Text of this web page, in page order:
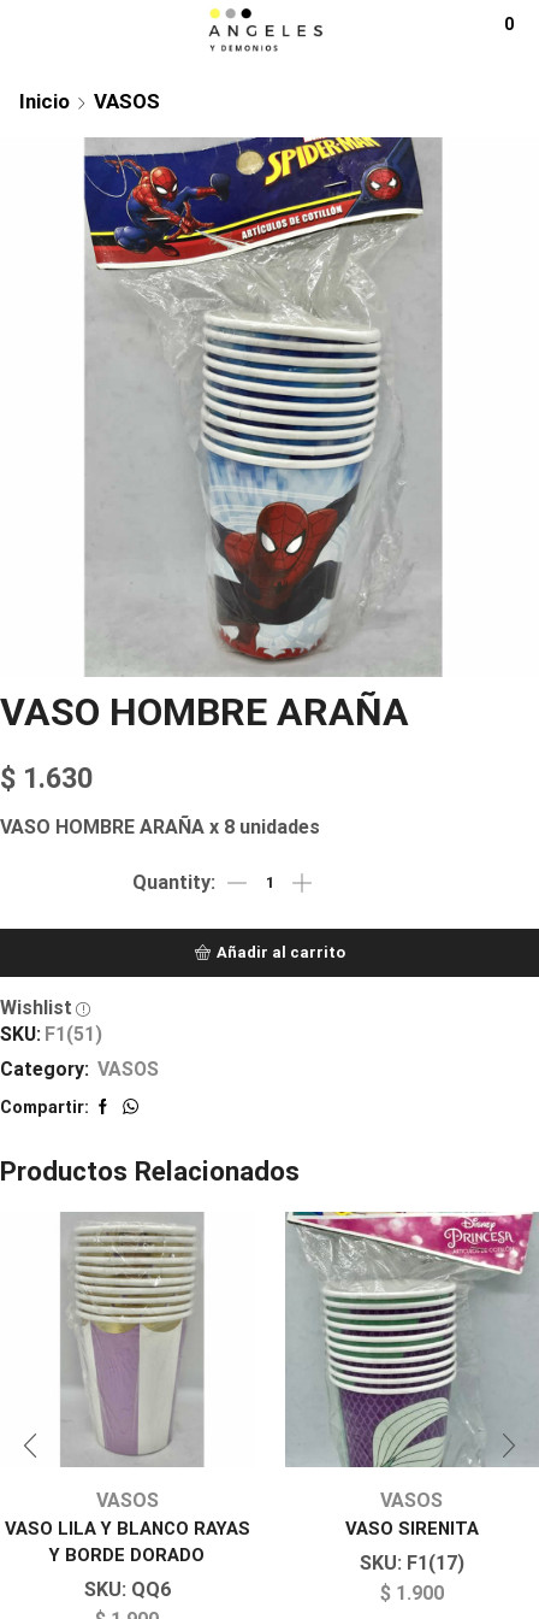
0
Inicio VASOS
VASO HOMBRE ARAÑA
$ 1.630
VASO HOMBRE ARAÑA x 8 unidades
Añadir al carrito
Wishlist
SKU: F1(51)
Category: VASOS
Compartir:
Productos Relacionados
VASOS
VASO LILA Y BLANCO RAYAS
Y BORDE DORADO
SKU: QQ6
VASOS
VASO SIRENITA
SKU: F1(17)
$1.900